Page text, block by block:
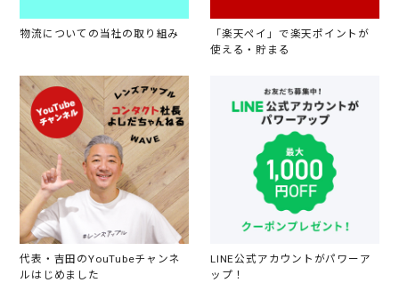
物流についての当社の取り組み
「楽天ペイ」で楽天ポイントが
使える・貯まる
代表・吉田のYouTubeチャンネ
ルはじめました
LINE公式アカウントがパワーア
ップ！